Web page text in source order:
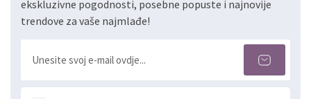
ekskluzivne pogodnosti, posebne popuste i najnovije
trendove za vaše najmlađe!